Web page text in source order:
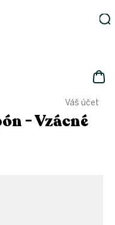
Váš účet
- Vzácné